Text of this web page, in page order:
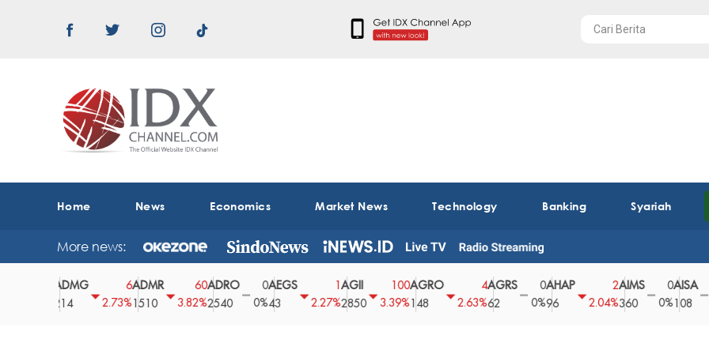
Home News Economics Market News Technology Banking Syariah
More news:
ADMG
2.73%
ADMR
1510
3.82%
ADRO
2540
0
0%
AEGS
2.27%2850
100
3.39%
AGRO
148
2.63%
AGRS
62
0AHAP
2.04%
AIMS
360
0
0%
AISA
108
0
0%